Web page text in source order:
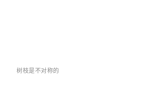
树枝是不对称的